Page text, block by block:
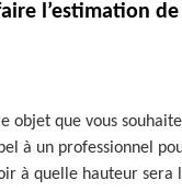
l’estimation de
objet que vous
à un professionnel
à quelle hauteur sera